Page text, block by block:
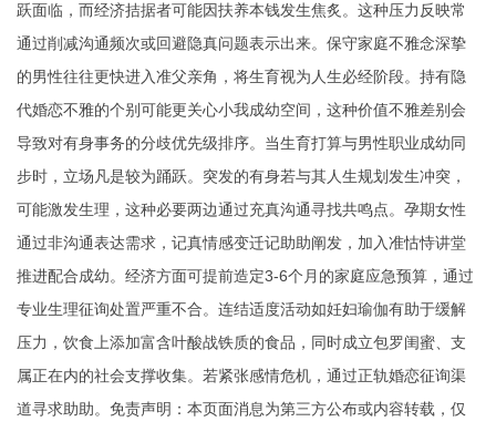
跃面临，而经济拮据者可能因扶养本钱发生焦炙。这种压力反映常
通过削减沟通频次或回避隐真问题表示出来。保守家庭不雅念深挚
的男性往往更快进入准父亲角，将生育视为人生必经阶段。持有隐
代婚恋不雅的个别可能更关心小我成幼空间，这种价值不雅差别会
导致对有身事务的分歧优先级排序。当生育打算与男性职业成幼同
步时，立场凡是较为踊跃。突发的有身若与其人生规划发生冲突，
可能激发生理，这种必要两边通过充真沟通寻找共鸣点。孕期女性
通过非沟通表达需求，记真情感变迁记助助阐发，加入准怙恃讲堂
推进配合成幼。经济方面可提前造定3-6个月的家庭应急预算，通过
专业生理征询处置严重不合。连结适度活动如妊妇瑜伽有助于缓解
压力，饮食上添加富含叶酸战铁质的食品，同时成立包罗闺蜜、支
属正在内的社会支撑收集。若紧张感情危机，通过正轨婚恋征询渠
道寻求助助。免责声明：本页面消息为第三方公布或内容转载，仅